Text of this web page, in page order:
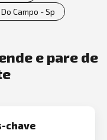
Campo - Sp
e pare de
chave